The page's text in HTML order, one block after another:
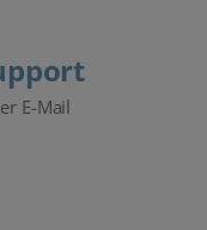
E-Mail